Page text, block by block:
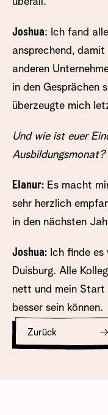
Joshua: Ich fand
ansprechend,
anderen
in den Gesprächen
überzeugte mich
Und wie ist euer
Ausbildungsmonat?
Elanur: Es macht
sehr herzlich
in den nächsten
Joshua: Ich finde
Duisburg. Alle
nett und mein
besser sein können.
Zurück